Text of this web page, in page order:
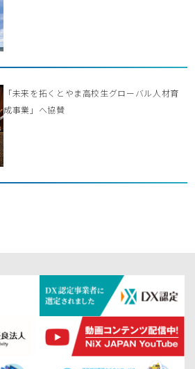
「未来を拓くとやま高校生グローバル人材育
成事業」へ協賛